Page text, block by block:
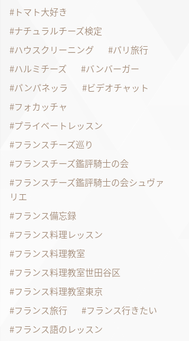
トマト大好き
ナチュラルチーズ検定
ハウスクリーニング
パリ旅行
ハルミチーズ
バンバーガー
パンパネッラ
ビデオチャット
フォカッチャ
プライベートレッスン
フランスチーズ巡り
フランスチーズ鑑評騎士の会
フランスチーズ鑑評騎士の会シュヴァ
リエ
フランス備忘録
フランス料理レッスン
フランス料理教室
フランス料理教室世田谷区
フランス料理教室東京
フランス旅行
フランス行きたい
フランス語のレッスン